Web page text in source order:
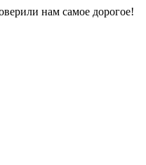
нам самое дорогое!